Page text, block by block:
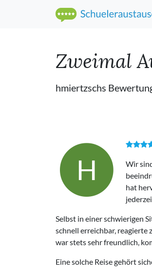
Zweimal
hmiertzschs
H
Wir
hat
Selbst in einer schwierigen
schnell erreichbar, reagierte
war stets sehr freundlich,
Eine solche Reise gehört